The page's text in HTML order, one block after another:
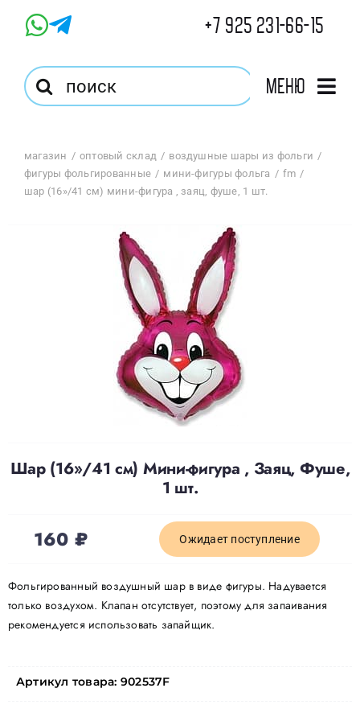
+7 925 231-66-15
Результат
поиска:
Меню
Магазин
Оптовый Магазин
Политика конфиденциальности
магазин оптовый склад
воздушные шары из фольги
фигуры фольгированные
мини-фигуры фольга
fm
шар (16»/41 см) мини-фигура , заяц, фуше, 1 шт.
Шар (16»/41 см) Мини-фигура , Заяц, Фуше,
1 шт.
160₽ Ожидает поступление
Фольгированный воздушный шар в виде фигуры. Надувается
только воздухом. Клапан отсутствует, поэтому для запаивания
рекомендуется использовать запайщик.
Артикул товара: 902537F